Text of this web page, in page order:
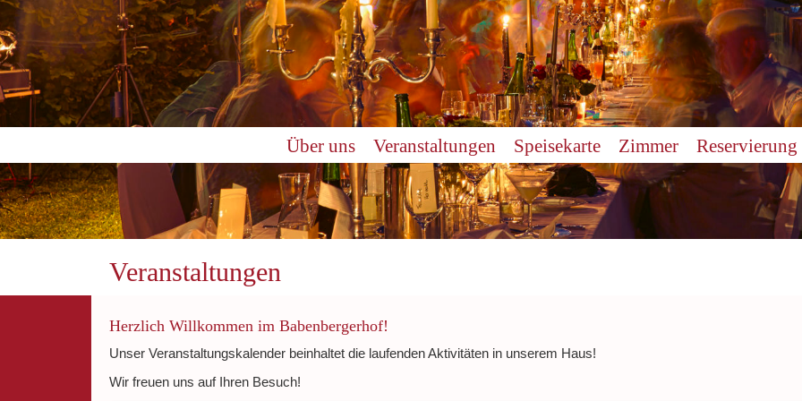
Über uns Veranstaltungen Speisekarte Zimmer Reservierung
Veranstaltungen
Herzlich Willkommen im Babenbergerhof!
Unser Veranstaltungskalender beinhaltet die laufenden Aktivitäten in unserem Haus!
Wir freuen uns auf Ihren Besuch!
0:00
2:00
5:00